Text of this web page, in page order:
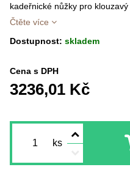
kadeřnické nůžky pro
Čtěte více
Dostupnost: skladem
Cena s DPH
3236,01 Kč
ks